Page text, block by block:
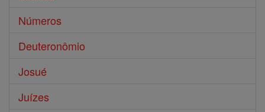
Números
Deuteronômio
Josué
Juízes